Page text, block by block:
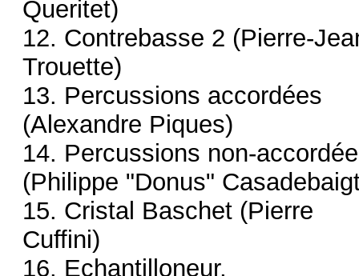
Queritet)
12. Contrebasse 2 (Pierre-
Trouette)
13. Percussions accordées
(Alexandre Piques)
14. Percussions non-
(Philippe "Donus"
15. Cristal Baschet (Pierre
Cuffini)
16. Echantilloneur,